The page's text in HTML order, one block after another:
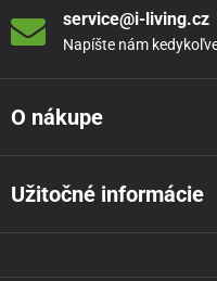
service@i-living.cz
Napíšte nám
O nákupe
Užitočné informácie